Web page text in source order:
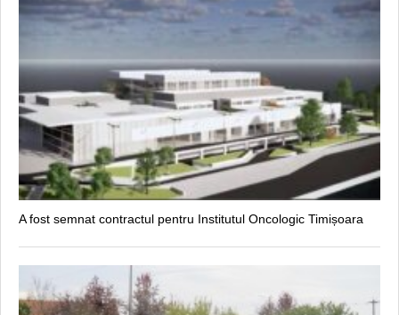
A fost semnat contractul pentru Institutul Oncologic Timișoara